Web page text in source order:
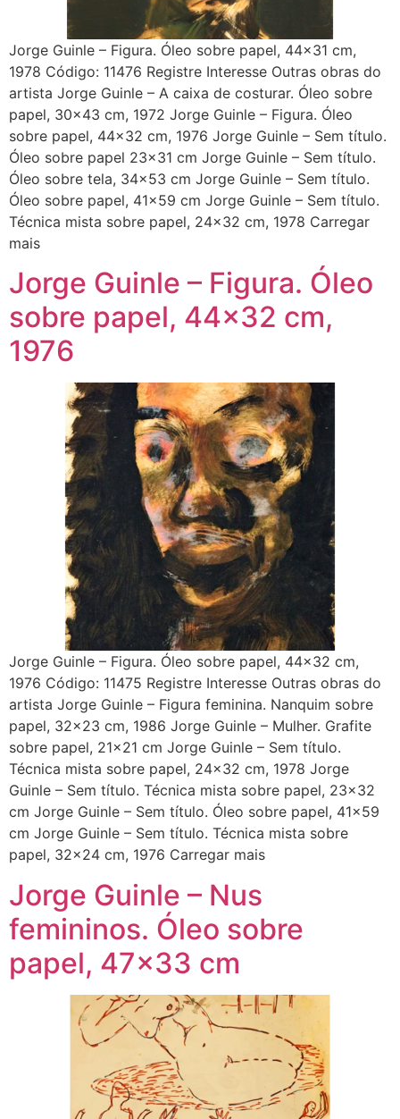
Jorge Guinle – Figura. Óleo sobre papel, 44×31 cm,
1978 Código: 11476 Registre Interesse Outras obras do
artista Jorge Guinle – A caixa de costurar. Óleo sobre
papel, 30×43 cm, 1972 Jorge Guinle – Figura. Óleo
sobre papel, 44×32 cm, 1976 Jorge Guinle – Sem título.
Óleo sobre papel 23×31 cm Jorge Guinle – Sem título.
Óleo sobre tela, 34×53 cm Jorge Guinle – Sem título.
Óleo sobre papel, 41×59 cm Jorge Guinle – Sem título.
Técnica mista sobre papel, 24×32 cm, 1978 Carregar
mais
Jorge Guinle – Figura. Óleo
sobre papel, 44×32 cm,
1976
Jorge Guinle – Figura. Óleo sobre papel, 44×32 cm,
1976 Código: 11475 Registre Interesse Outras obras do
artista Jorge Guinle – Figura feminina. Nanquim sobre
papel, 32×23 cm, 1986 Jorge Guinle – Mulher. Grafite
sobre papel, 21×21 cm Jorge Guinle – Sem título.
Técnica mista sobre papel, 24×32 cm, 1978 Jorge
Guinle – Sem título. Técnica mista sobre papel, 23×32
cm Jorge Guinle – Sem título. Óleo sobre papel, 41×59
cm Jorge Guinle – Sem título. Técnica mista sobre
papel, 32×24 cm, 1976 Carregar mais
Jorge Guinle – Nus
femininos. Óleo sobre
papel, 47×33 cm